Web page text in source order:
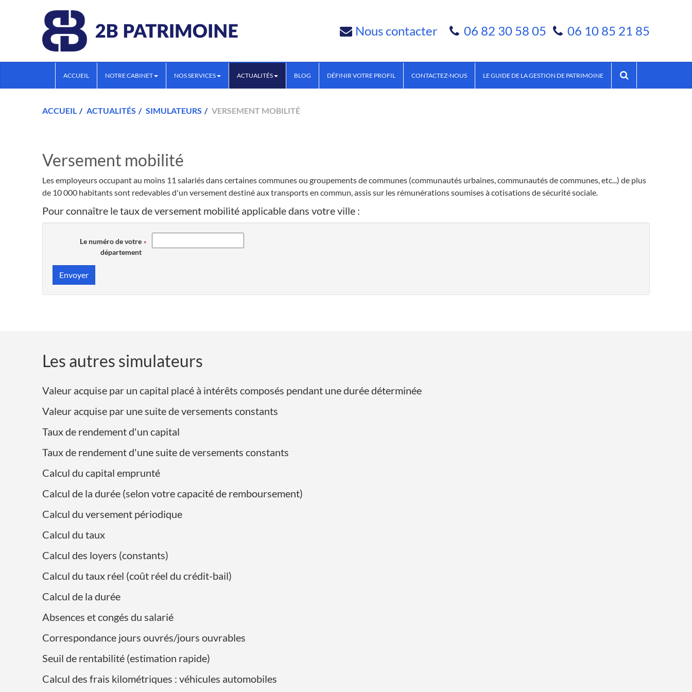
Nous contacter 06 82 30 58 05 06 10 85 21 85
ACCUEIL NOTRE CABINET NOS SERVICES ACTUALITÉS BLOG DÉFINIR VOTRE PROFIL CONTACTEZ-NOUS LE GUIDE DE LA GESTION DE PATRIMOINE
ACCUEIL ACTUALITÉS SIMULATEURS VERSEMENT MOBILITÉ
Versement mobilité
Les employeurs occupant au moins 11 salariés dans certaines communes ou groupements de communes (communautés urbaines, communautés de communes, etc...) de plus
de 10 000 habitants sont redevables d'un versement destiné aux transports en commun, assis sur les rémunérations soumises à cotisations de sécurité sociale.
Pour connaître le taux de versement mobilité applicable dans votre ville :
Le numéro de votre
département
Envoyer
Les autres simulateurs
Valeur acquise par un capital placé à intérêts composés pendant une durée déterminée
Valeur acquise par une suite de versements constants
Taux de rendement d'un capital
Taux de rendement d'une suite de versements constants
Calcul du capital emprunté
Calcul de la durée (selon votre capacité de remboursement)
Calcul du versement périodique
Calcul du taux
Calcul des loyers (constants)
Calcul du taux réel (coût réel du crédit-bail)
Calcul de la durée
Absences et congés du salarié
Correspondance jours ouvrés/jours ouvrables
Seuil de rentabilité (estimation rapide)
Calcul des frais kilométriques : véhicules automobiles